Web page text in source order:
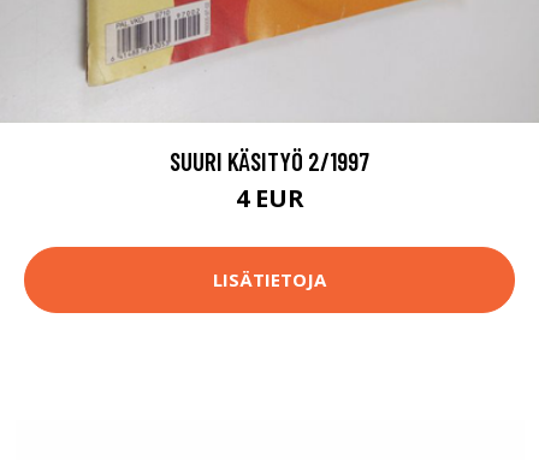
SUURI KÄSITYÖ 2/1997
4 EUR
LISÄTIETOJA